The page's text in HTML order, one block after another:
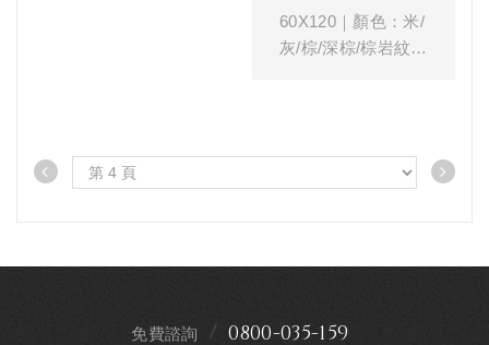
60X120｜顏色：米/
灰/棕/深棕/棕岩紋/
廳 #餐廳 #衛浴 #商
業空間 #石紋 #造型
免費諮詢 0800-035-159